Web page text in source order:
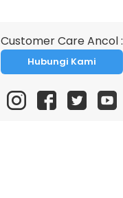
Customer Care Ancol :
Hubungi Kami